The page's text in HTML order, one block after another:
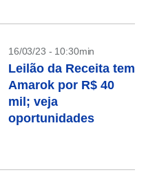
16/03/23 - 10:30min
Leilão da Receita tem
Amarok por R$ 40
mil; veja
oportunidades